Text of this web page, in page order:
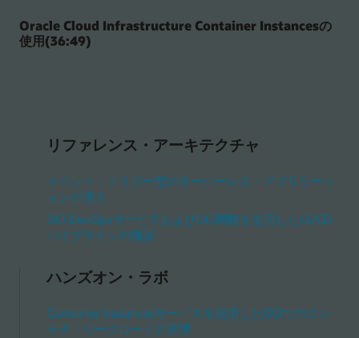
Oracle Cloud Infrastructure Container Instancesの
使用(36:49)
リファレンス・アーキテクチャ
イベント・トリガー型のサーバーレス・アプリケーシ
ョンの導入
OCI DevOpsサービスおよびOCI関数を使用したCI/CD
パイプラインの構築
ハンズオン・ラボ
Container Instancesサービスを使用したOCIでのコン
テナ・ワークロードの管理